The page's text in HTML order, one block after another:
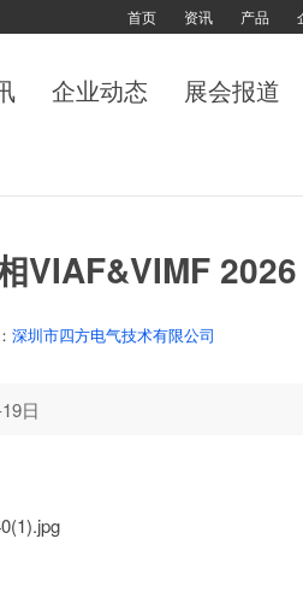
首页 资讯 产品
企业动态 展会报道
VIAF&VIMF
深圳市四方电气技术有限公司
日